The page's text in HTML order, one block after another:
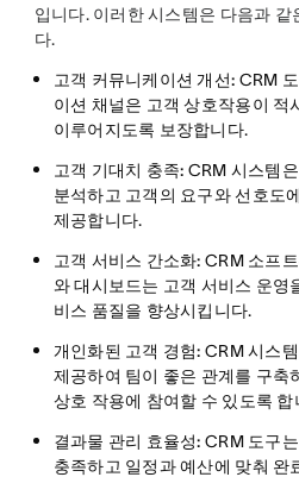
입니다. 이러한 시스템은 다음과
다.
고객 커뮤니케이션 개선: CRM
이션 채널은 고객 상호작용이 적
이루어지도록 보장합니다.
고객 기대치 충족: CRM 시스템
분석하고 고객의 요구와 선호도
제공합니다.
고객 서비스 간소화: CRM 소프
와 대시보드는 고객 서비스 운영
비스 품질을 향상시킵니다.
개인화된 고객 경험: CRM 시스
제공하여 팀이 좋은 관계를 구축
상호 작용에 참여할 수 있도록 합
결과물 관리 효율성: CRM 도구
충족하고 일정과 예산에 맞춰 완